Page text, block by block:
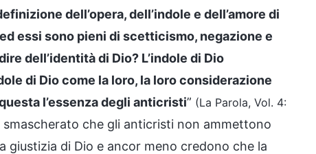
dell’opera, dell’indole e dell’amore di
essi sono pieni di scetticismo, negazione e
dell’identità di Dio? L’indole di Dio
di Dio come la loro, la loro considerazione
l’essenza degli anticristi” (La Parola, Vol. 4:
smascherato che gli anticristi non ammettono
giustizia di Dio e ancor meno credono che la